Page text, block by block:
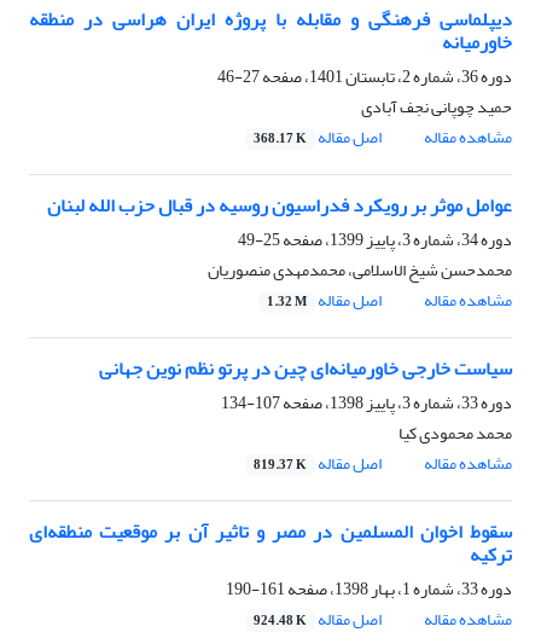
دیپلماسی فرهنگی و مقابله با پروژه ایران هراسی در منطقه
خاورمیانه
دوره 36، شماره 2، تابستان 1401، صفحه
27-46
حمید چوپانی نجف آبادی
مشاهده مقاله
اصل مقاله 368.17 K
عوامل موثر بر رویکرد فدراسیون روسیه در قبال حزب الله لبنان
دوره 34، شماره 3، پاییز 1399، صفحه
25-49
محمدحسن شیخ الاسلامی، محمدمهدی منصوریان
مشاهده مقاله
اصل مقاله 1.32 M
سیاست خارجی خاورمیانه‌ای چین در پرتو نظم نوین جهانی
دوره 33، شماره 3، پاییز 1398، صفحه
107-134
محمد محمودی کیا
مشاهده مقاله
اصل مقاله 819.37 K
سقوط اخوان المسلمین در مصر و تاثیر آن بر موقعیت منطقه‌ای
ترکیه
دوره 33، شماره 1، بهار 1398، صفحه
161-190
مشاهده مقاله
اصل مقاله 924.48 K